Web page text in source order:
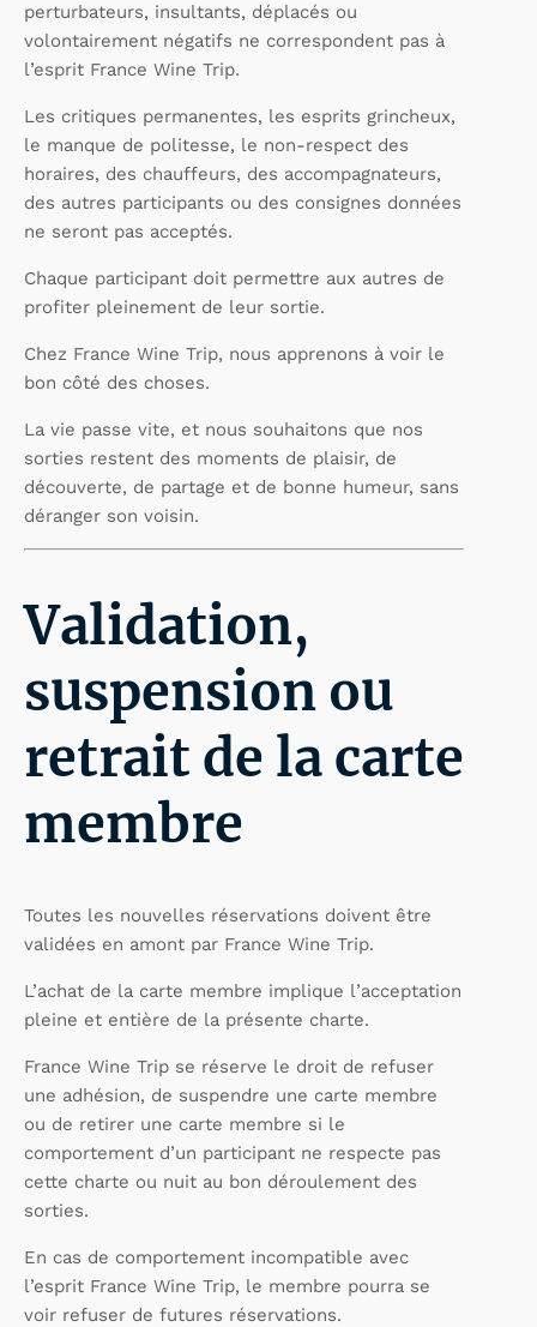
perturbateurs, insultants, déplacés ou
volontairement négatifs ne correspondent pas à
l’esprit France Wine Trip.
Les critiques permanentes, les esprits grincheux,
le manque de politesse, le non-respect des
horaires, des chauffeurs, des accompagnateurs,
des autres participants ou des consignes données
ne seront pas acceptés.
Chaque participant doit permettre aux autres de
profiter pleinement de leur sortie.
Chez France Wine Trip, nous apprenons à voir le
bon côté des choses.
La vie passe vite, et nous souhaitons que nos
sorties restent des moments de plaisir, de
découverte, de partage et de bonne humeur, sans
déranger son voisin.
Validation,
suspension ou
retrait de la carte
membre
Toutes les nouvelles réservations doivent être
validées en amont par France Wine Trip.
L’achat de la carte membre implique l’acceptation
pleine et entière de la présente charte.
France Wine Trip se réserve le droit de refuser
une adhésion, de suspendre une carte membre
ou de retirer une carte membre si le
comportement d’un participant ne respecte pas
cette charte ou nuit au bon déroulement des
sorties.
En cas de comportement incompatible avec
l’esprit France Wine Trip, le membre pourra se
voir refuser de futures réservations.